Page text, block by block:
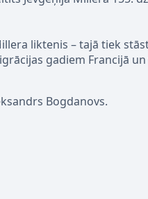
liktenis – tajā tiek
gadiem Francijā
Bogdanovs.